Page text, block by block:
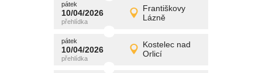
pátek
10/04/2026
Františkovy
Lázně
pátek
10/04/2026 Detail
promítání
pátek
10/04/2026
Kostelec nad
Orlicí
pátek
10/04/2026 Detail
promítání